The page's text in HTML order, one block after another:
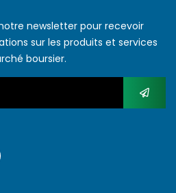
newsletter pour recevoir
sur les produits et services
boursier.